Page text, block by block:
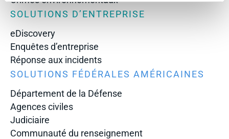
SOLUTIONS D’ENTREPRISE
eDiscovery
Enquêtes d’entreprise
Réponse aux incidents
SOLUTIONS FÉDÉRALES AMÉRICAINES
Département de la Défense
Agences civiles
Judiciaire
Communauté du renseignement